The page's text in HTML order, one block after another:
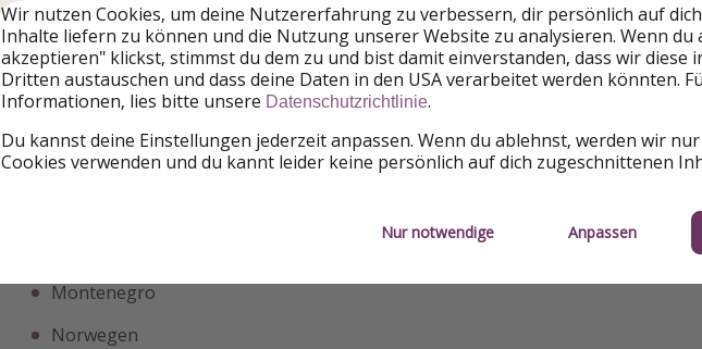
Lettland
Luxemburg
Mexiko
Montenegro
Norwegen
Wir nutzen Cookies, um deine Nutzererfahrung zu verbessern, dir persönlich auf
Inhalte liefern zu können und die Nutzung unserer Website zu analysieren. Wenn du
akzeptieren" klickst, stimmst du dem zu und bist damit einverstanden, dass wir diese
Dritten austauschen und dass deine Daten in den USA verarbeitet werden könnten.
Informationen, lies bitte unsere Datenschutzrichtlinie.
Du kannst deine Einstellungen jederzeit anpassen. Wenn du ablehnst, werden wir
Cookies verwenden und du kannt leider keine persönlich auf dich zugeschnittenen
Nur notwendige Anpassen